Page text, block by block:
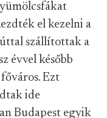
el kezelni a
szállítottak a
évvel később
Ezt
ide
Budapest egyik